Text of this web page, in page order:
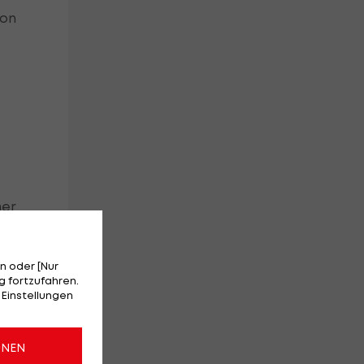
oder [Nur
fortzufahren.